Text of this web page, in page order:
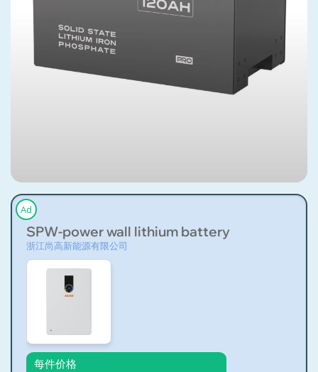
Ad
SPW-power wall lithium battery
浙江尚高新能源有限公司
每件价格